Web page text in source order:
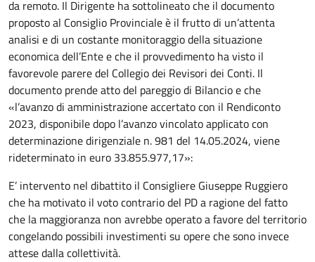
da remoto. Il Dirigente ha sottolineato che il documento
proposto al Consiglio Provinciale è il frutto di un’attenta
analisi e di un costante monitoraggio della situazione
economica dell’Ente e che il provvedimento ha visto il
favorevole parere del Collegio dei Revisori dei Conti. Il
documento prende atto del pareggio di Bilancio e che
«l’avanzo di amministrazione accertato con il Rendiconto
2023, disponibile dopo l’avanzo vincolato applicato con
determinazione dirigenziale n. 981 del 14.05.2024, viene
rideterminato in euro 33.855.977,17»:
E’ intervento nel dibattito il Consigliere Giuseppe Ruggiero
che ha motivato il voto contrario del PD a ragione del fatto
che la maggioranza non avrebbe operato a favore del territorio
congelando possibili investimenti su opere che sono invece
attese dalla collettività.